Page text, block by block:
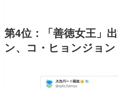
第4位：「善徳女王」
ン、コ・ヒョンジョン